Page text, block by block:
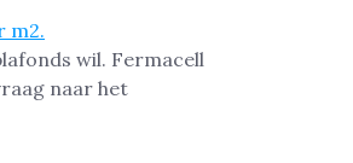
wil. Fermacell
naar het